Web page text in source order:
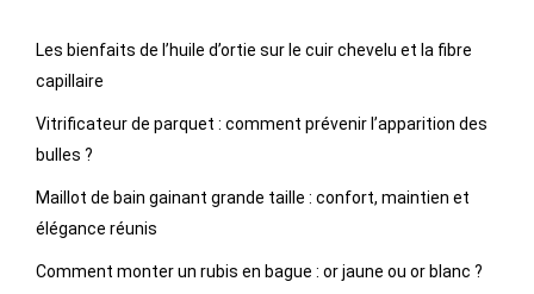
Les bienfaits de l’huile d’ortie sur le cuir chevelu et la fibre
capillaire
Vitrificateur de parquet : comment prévenir l’apparition des
bulles ?
Maillot de bain gainant grande taille : confort, maintien et
élégance réunis
Comment monter un rubis en bague : or jaune ou or blanc ?